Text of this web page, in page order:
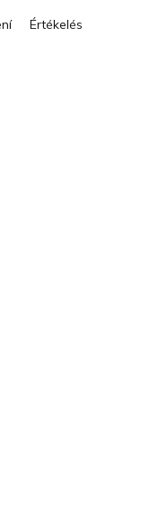
Értékelés